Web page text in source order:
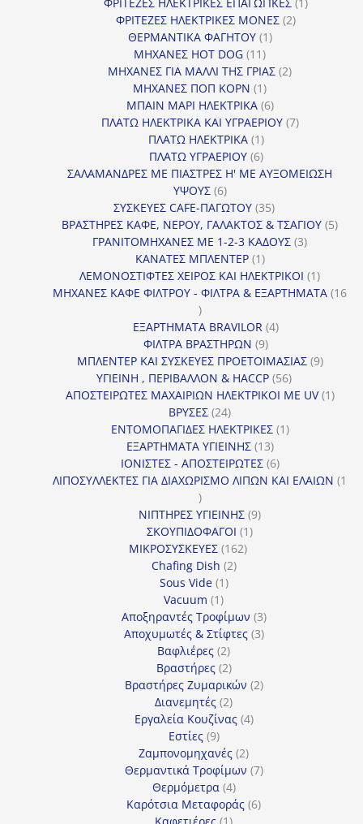
ΦΡΙΤΕΖΕΣ ΗΛΕΚΤΡΙΚΕΣ ΜΟΝΕΣ 22
ΘΕΡΜΑΝΤΙΚΑ ΦΑΓΗΤΟΥ 11
ΜΗΧΑΝΕΣ HOT DOG 1111
προϊόντα
ΜΗΧΑΝΕΣ ΓΙΑ ΜΑΛΛΙ ΤΗΣ ΓΡΙΑΣ 22
ΜΗΧΑΝΕΣ ΠΟΠ ΚΟΡΝ 11
προϊόν
ΜΠΑΙΝ ΜΑΡΙ ΗΛΕΚΤΡΙΚΑ 66
προϊόντα
ΠΛΑΤΩ ΗΛΕΚΤΡΙΚΑ ΚΑΙ ΥΓΡΑΕΡΙΟΥ 77
ΠΛΑΤΩ ΗΛΕΚΤΡΙΚΑ 11
προϊόν
ΠΛΑΤΩ ΥΓΡΑΕΡΙΟΥ 66
προϊόντα
ΣΑΛΑΜΑΝΔΡΕΣ ΜΕ ΠΙΑΣΤΡΕΣ Η' ΜΕ ΑΥΞΟΜΕΙΩΣΗ
ΥΨΟΥΣ 66
προϊόντα
ΣΥΣΚΕΥΕΣ CAFE-ΠΑΓΩΤΟΥ 3535
προϊόντα
ΒΡΑΣΤΗΡΕΣ ΚΑΦΕ, ΝΕΡΟΥ, ΓΑΛΑΚΤΟΣ & ΤΣΑΓΙΟΥ 55
ΓΡΑΝΙΤΟΜΗΧΑΝΕΣ ΜΕ 1-2-3 ΚΑΔΟΥΣ 33
ΚΑΝΑΤΕΣ ΜΠΛΕΝΤΕΡ 11
προϊόν
ΛΕΜΟΝΟΣΤΙΦΤΕΣ ΧΕΙΡΟΣ ΚΑΙ ΗΛΕΚΤΡΙΚΟΙ 11
προϊόν
ΜΗΧΑΝΕΣ ΚΑΦΕ ΦΙΛΤΡΟΥ - ΦΙΛΤΡΑ & ΕΞΑΡΤΗΜΑΤΑ 16
16
προϊόντα
ΕΞΑΡΤΗΜΑΤΑ BRAVILOR 44
ΦΙΛΤΡΑ ΒΡΑΣΤΗΡΩΝ 99
προϊόντα
ΜΠΛΕΝΤΕΡ ΚΑΙ ΣΥΣΚΕΥΕΣ ΠΡΟΕΤΟΙΜΑΣΙΑΣ 99
ΥΓΙΕΙΝΗ , ΠΕΡΙΒΑΛΛΟΝ & HACCP 5656
προϊόντα
ΑΠΟΣΤΕΙΡΩΤΕΣ ΜΑΧΑΙΡΙΩΝ ΗΛΕΚΤΡΙΚΟΙ ΜΕ UV 11
ΒΡΥΣΕΣ 2424
προϊόντα
ΕΝΤΟΜΟΠΑΓΙΔΕΣ ΗΛΕΚΤΡΙΚΕΣ 11
ΕΞΑΡΤΗΜΑΤΑ ΥΓΙΕΙΝΗΣ 1313
προϊόντα
ΙΟΝΙΣΤΕΣ - ΑΠΟΣΤΕΙΡΩΤΕΣ 66
προϊόντα
ΛΙΠΟΣΥΛΛΕΚΤΕΣ ΓΙΑ ΔΙΑΧΩΡΙΣΜΟ ΛΙΠΩΝ ΚΑΙ ΕΛΑΙΩΝ 1
1
προϊόν
ΝΙΠΤΗΡΕΣ ΥΓΙΕΙΝΗΣ 99
ΣΚΟΥΠΙΔΟΦΑΓΟΙ 11
ΜΙΚΡΟΣΥΣΚΕΥΕΣ 162162
Chafing Dish 22
Sous Vide 11
Vacuum 11
προϊόν
Αποξηραντές Τροφίμων 33
προϊόντα
Αποχυμωτές & Στίφτες 33
Βαφλιέρες 22
προϊόντα
Βραστήρες 22
προϊόντα
Βραστήρες Ζυμαρικών 22
Διανεμητές 22
προϊόντα
Εργαλεία Κουζίνας 44
Εστίες 99
προϊόντα
Ζαμπονομηχανές 22
προϊόντα
Θερμαντικά Τροφίμων 77
Θερμόμετρα 44
προϊόντα
Καρότσια Μεταφοράς 66
1